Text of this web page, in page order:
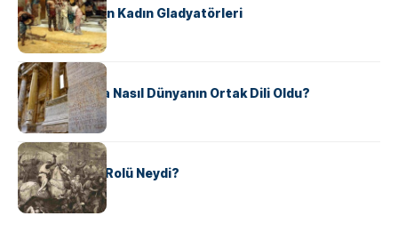
Antik Roma’nın Kadın Gladyatörleri
KÜLTÜR
Antik Yunanca Nasıl Dünyanın Ortak Dili Oldu?
KÜLTÜR
Valdensler’in Rolü Neydi?